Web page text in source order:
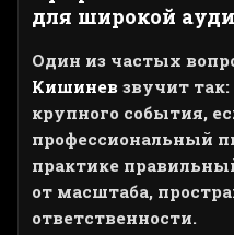
для широкой
Один из частых
Кишинев звучит
крупного события,
профессиональный
практике
от масштаба,
ответственности.